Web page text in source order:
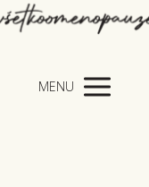
MENU